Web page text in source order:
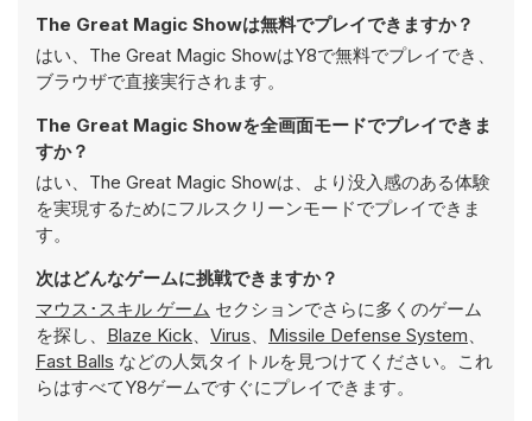
The Great Magic Showは無料でプレイできますか？
はい、The Great Magic ShowはY8で無料でプレイでき、
ブラウザで直接実行されます。
The Great Magic Showを全画面モードでプレイできま
すか？
はい、The Great Magic Showは、より没入感のある体験
を実現するためにフルスクリーンモードでプレイできま
す。
次はどんなゲームに挑戦できますか？
マウス･スキル ゲーム セクションでさらに多くのゲーム
を探し、 Blaze Kick、 Virus、 Missile Defense System、
Fast Balls などの人気タイトルを見つけてください。これ
らはすべてY8ゲームですぐにプレイできます。